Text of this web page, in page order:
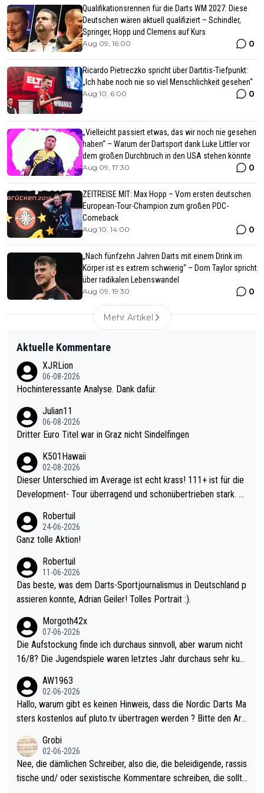
Qualifikationsrennen für die Darts WM 2027: Diese
Deutschen wären aktuell qualifiziert – Schindler,
Springer, Hopp und Clemens auf Kurs
Aug 09, 16:00 0
Ricardo Pietreczko spricht über Dartitis-Tiefpunkt:
„Ich habe noch nie so viel Menschlichkeit gesehen“
Aug 10, 6:00 0
„Vielleicht passiert etwas, das wir noch nie gesehen
haben“ – Warum der Dartsport dank Luke Littler vor
dem großen Durchbruch in den USA stehen könnte
Aug 09, 17:30 0
ZEITREISE MIT: Max Hopp – Vom ersten deutschen
European-Tour-Champion zum großen PDC-
Comeback
Aug 10, 14:00 0
„Nach fünfzehn Jahren Darts mit einem Drink im
Körper ist es extrem schwierig“ – Dom Taylor spricht
über radikalen Lebenswandel
Aug 09, 19:30 0
Mehr Artikel
Aktuelle Kommentare
XJRLion
06-08-2026
Hochinteressante Analyse. Dank dafür.
Julian11
06-08-2026
Dritter Euro Titel war in Graz nicht Sindelfingen
K501Hawaii
02-08-2026
Dieser Unterschied im Average ist echt krass! 111+ ist für die
Development- Tour überragend und schonübertrieben stark. U
mal 40+ erst recht. Da gewinnst keinen Blumentopf - ist ja noc
h krasser wie ein Pokalspiel eines Kreisligisten vs einem Bund
Robertuil
24-06-2026
Ganz tolle Aktion!
Robertuil
11-06-2026
Das beste, was dem Darts-Sportjournalismus in Deutschland p
assieren konnte, Adrian Geiler! Tolles Portrait :).
Morgoth42x
07-06-2026
Die Aufstockung finde ich durchaus sinnvoll, aber warum nicht
16/8? Die Jugendspiele waren letztes Jahr durchaus sehr kurz
Allerdings ist Mitchell Lawrie als Nummer 1 der Welt eh qualifi
ziert. Somit ändert die automatische Qualifikation des Weltmei
sters erstmal nichts. Ich denke sie wollen damit für nächstes J
ohl wenig WDF Turniere spielen. Dies war bei Archie Self letzt
es Jahr der Fall. Er musste als amtierender Weltmeister durch
den Qualifier und ich glaube kaum, dass Mitchel sich das (in Ve
gas) antun würde, wenn er doch eigentlich die PDC-WM als Zi
AW1963
02-06-2026
Hallo, warum gibt es keinen Hinweis, dass die Nordic Darts Ma
sters kostenlos auf pluto.tv übertragen werden ? Bitte den Arti
Grobi
02-06-2026
Nee, die dämlichen Schreiber, also die, die beleidigende, rassis
tische und/ oder sexistische Kommentare schreiben, die sollte